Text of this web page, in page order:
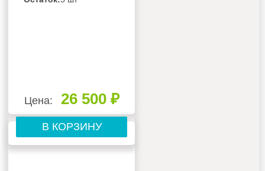
Цена: 26 500 ₽
В КОРЗИНУ